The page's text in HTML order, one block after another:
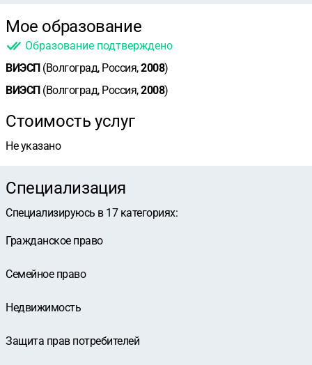
Мое образование
Образование подтверждено
ВИЭСП(Волгоград, Россия,2008)
ВИЭСП(Волгоград, Россия,2008)
Стоимость услуг
Не указано
Специализация
Специализируюсь в 17 категориях:
Гражданское право
Семейное право
Недвижимость
Защита прав потребителей